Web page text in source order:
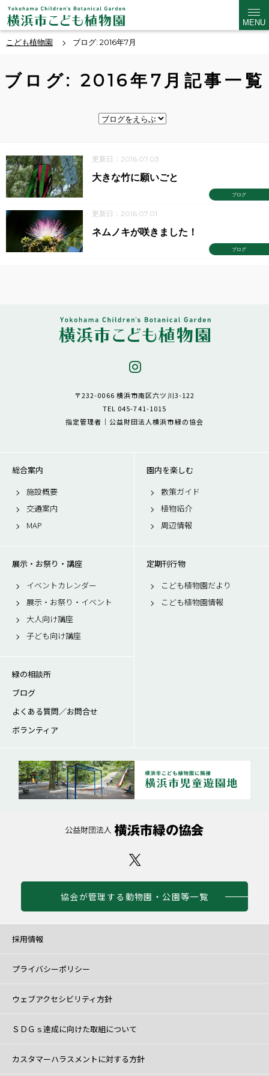
MENU
こども植物園 ブログ: 2016年7月
ブログ: 2016年7月記事一覧
更新日：2016.07.03
ブログ
大きな竹に願いごと
更新日：2016.07.01
ブログ
ネムノキが咲きました！
〒232-0066 横浜市南区六ツ川3-122
TEL 045-741-1015
指定管理者｜公益財団法人横浜市緑の協会
総合案内
施設概要
交通案内
MAP
園内を楽しむ
散策ガイド
植物紹介
周辺情報
展示・お祭り・講座
イベントカレンダー
展示・お祭り・イベント
大人向け講座
子ども向け講座
定期刊行物
こども植物園だより
こども植物園情報
緑の相談所
ブログ
よくある質問／お問合せ
ボランティア
協会が管理する動物園・公園等一覧
採用情報
プライバシーポリシー
ウェブアクセシビリティ方針
ＳＤＧｓ達成に向けた取組について
カスタマーハラスメントに対する方針